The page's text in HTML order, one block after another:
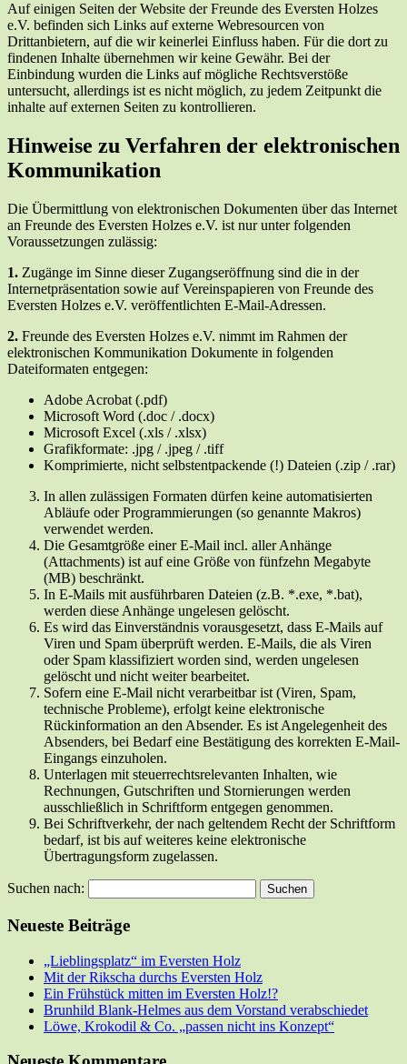
Auf einigen Seiten der Website der Freunde des Eversten Holzes
e.V. befinden sich Links auf externe Webresourcen von
Drittanbietern, auf die wir keinerlei Einfluss haben. Für die dort zu
findenen Inhalte übernehmen wir keine Gewähr. Bei der
Einbindung wurden die Links auf mögliche Rechtsverstöße
untersucht, allerdings ist es nicht möglich, zu jedem Zeitpunkt die
inhalte auf externen Seiten zu kontrollieren.
Hinweise zu Verfahren der elektronischen
Kommunikation
Die Übermittlung von elektronischen Dokumenten über das Internet
an Freunde des Eversten Holzes e.V. ist nur unter folgenden
Voraussetzungen zulässig:
1. Zugänge im Sinne dieser Zugangseröffnung sind die in der
Internetpräsentation sowie auf Vereinspapieren von Freunde des
Eversten Holzes e.V. veröffentlichten E-Mail-Adressen.
2. Freunde des Eversten Holzes e.V. nimmt im Rahmen der
elektronischen Kommunikation Dokumente in folgenden
Dateiformaten entgegen:
Adobe Acrobat (.pdf)
Microsoft Word (.doc / .docx)
Microsoft Excel (.xls / .xlsx)
Grafikformate: .jpg / .jpeg / .tiff
Komprimierte, nicht selbstentpackende (!) Dateien (.zip / .rar)
In allen zulässigen Formaten dürfen keine automatisierten
Abläufe oder Programmierungen (so genannte Makros)
verwendet werden.
Die Gesamtgröße einer E-Mail incl. aller Anhänge
(Attachments) ist auf eine Größe von fünfzehn Megabyte
(MB) beschränkt.
In E-Mails mit ausführbaren Dateien (z.B. *.exe, *.bat),
werden diese Anhänge ungelesen gelöscht.
Es wird das Einverständnis vorausgesetzt, dass E-Mails auf
Viren und Spam überprüft werden. E-Mails, die als Viren
oder Spam klassifiziert worden sind, werden ungelesen
gelöscht und nicht weiter bearbeitet.
Sofern eine E-Mail nicht verarbeitbar ist (Viren, Spam,
technische Probleme), erfolgt keine elektronische
Rückinformation an den Absender. Es ist Angelegenheit des
Absenders, bei Bedarf eine Bestätigung des korrekten E-Mail-
Eingangs einzuholen.
Unterlagen mit steuerrechtsrelevanten Inhalten, wie
Rechnungen, Gutschriften und Stornierungen werden
ausschließlich in Schriftform entgegen genommen.
Bei Schriftverkehr, der nach geltendem Recht der Schriftform
bedarf, ist bis auf weiteres keine elektronische
Übertragungsform zugelassen.
Suchen nach:
Neueste Beiträge
„Lieblingsplatz“ im Eversten Holz
Mit der Rikscha durchs Eversten Holz
Ein Frühstück mitten im Eversten Holz!?
Brunhild Blank-Helmes aus dem Vorstand verabschiedet
Löwe, Krokodil & Co. „passen nicht ins Konzept“